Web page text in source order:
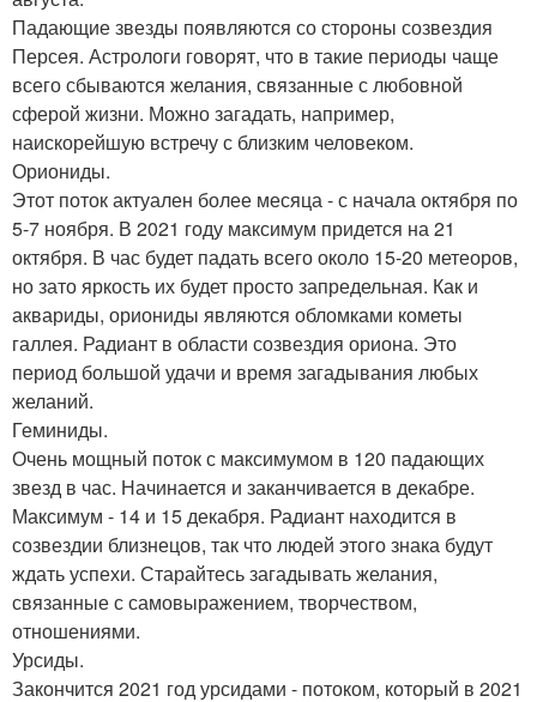
Падающие звезды появляются со стороны созвездия
Персея. Астрологи говорят, что в такие периоды чаще
всего сбываются желания, связанные с любовной
сферой жизни. Можно загадать, например,
наискорейшую встречу с близким человеком.
Ориониды.
Этот поток актуален более месяца - с начала октября по
5-7 ноября. В 2021 году максимум придется на 21
октября. В час будет падать всего около 15-20 метеоров,
но зато яркость их будет просто запредельная. Как и
аквариды, ориониды являются обломками кометы
галлея. Радиант в области созвездия ориона. Это
период большой удачи и время загадывания любых
желаний.
Геминиды.
Очень мощный поток с максимумом в 120 падающих
звезд в час. Начинается и заканчивается в декабре.
Максимум - 14 и 15 декабря. Радиант находится в
созвездии близнецов, так что людей этого знака будут
ждать успехи. Старайтесь загадывать желания,
связанные с самовыражением, творчеством,
отношениями.
Урсиды.
Закончится 2021 год урсидами - потоком, который в 2021